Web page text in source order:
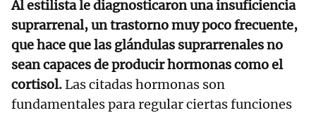
Al estilista le diagnosticaron una insuficiencia
suprarrenal, un trastorno muy poco frecuente,
que hace que las glándulas suprarrenales no
sean capaces de producir hormonas como el
cortisol.Las citadas hormonas son
fundamentales para regular ciertas funciones